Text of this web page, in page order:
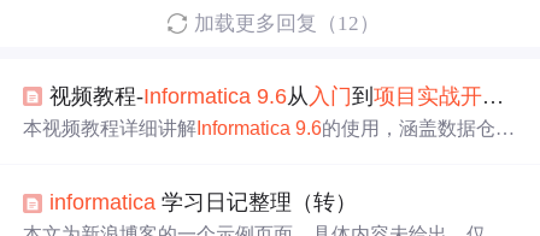
加载更多回复（12）
视频教程-Informatica 9.6从 入门到项目实战开发
本视频教程详细讲解 Informatica 9.6的使用，涵盖数据仓库
讲师孙专带领学习，确保问题及时解决，通过14天学习，
掌握中高级ETL开发能力。
informatica 学习日记整理（转）